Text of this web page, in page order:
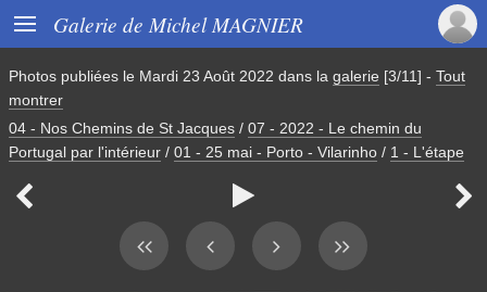
 Galerie de Michel MAGNIER
Photos publiées le Mardi 23 Août 2022 dans la galerie [3/11] - Tout
montrer
04 - Nos Chemins de St Jacques / 07 - 2022 - Le chemin du
Portugal par l'intérieur / 01 - 25 mai - Porto - Vilarinho / 1 - L'étape
  